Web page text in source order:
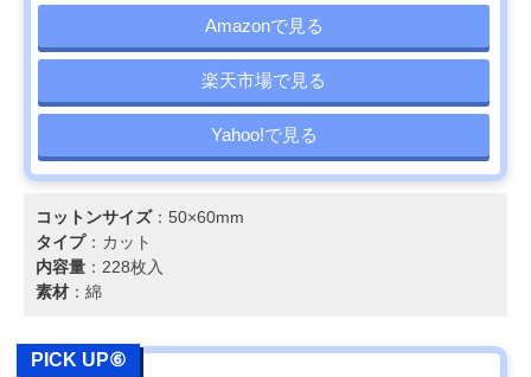
Amazonで見る
楽天市場で見る
Yahoo!で見る
コットンサイズ：50×60mm
タイプ：カット
内容量 ：228枚入
素材 ：綿
PICK UP⑥